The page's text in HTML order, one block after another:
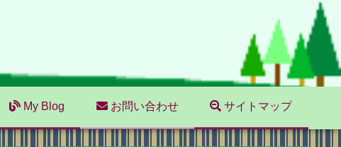
My Blog お問い合わせ サイトマップ